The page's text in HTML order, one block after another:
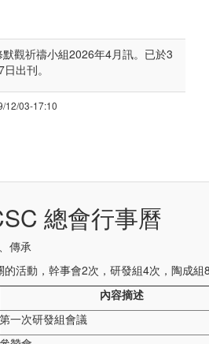
默觀祈禱小組2026年4月訊。已於3
日出刊。
12/03-17:10
總會行事曆
傳承
活動，幹事會2次，研發組4次，陶成組
內容摘述
第一次研發組會議